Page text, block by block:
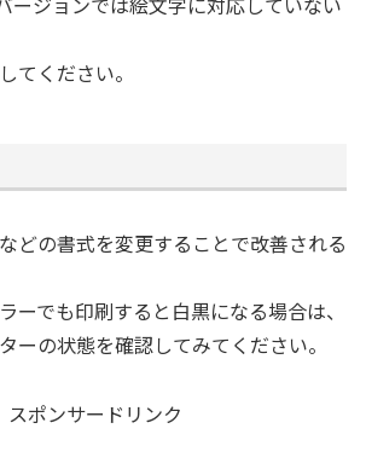
てください。
どの書式を変更することで改善される
ーでも印刷すると白黒になる場合は、
ーの状態を確認してみてください。
スポンサードリンク